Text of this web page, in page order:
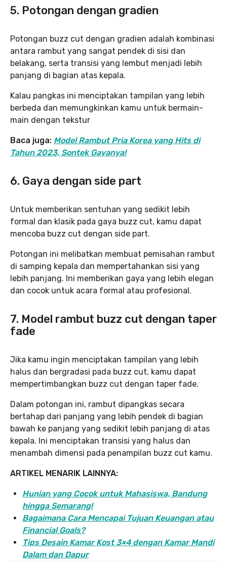
5. Potongan dengan gradien
Potongan buzz cut dengan gradien adalah kombinasi
antara rambut yang sangat pendek di sisi dan
belakang, serta transisi yang lembut menjadi lebih
panjang di bagian atas kepala.
Kalau pangkas ini menciptakan tampilan yang lebih
berbeda dan memungkinkan kamu untuk bermain-
main dengan tekstur
Baca juga: Model Rambut Pria Korea yang Hits di
Tahun 2023, Sontek Gayanya!
6. Gaya dengan side part
Untuk memberikan sentuhan yang sedikit lebih
formal dan klasik pada gaya buzz cut, kamu dapat
mencoba buzz cut dengan side part.
Potongan ini melibatkan membuat pemisahan rambut
di samping kepala dan mempertahankan sisi yang
lebih panjang. Ini memberikan gaya yang lebih elegan
dan cocok untuk acara formal atau profesional.
7. Model rambut buzz cut dengan taper
fade
Jika kamu ingin menciptakan tampilan yang lebih
halus dan bergradasi pada buzz cut, kamu dapat
mempertimbangkan buzz cut dengan taper fade.
Dalam potongan ini, rambut dipangkas secara
bertahap dari panjang yang lebih pendek di bagian
bawah ke panjang yang sedikit lebih panjang di atas
kepala. Ini menciptakan transisi yang halus dan
menambah dimensi pada penampilan buzz cut kamu.
ARTIKEL MENARIK LAINNYA:
Hunian yang Cocok untuk Mahasiswa, Bandung
hingga Semarang!
Bagaimana Cara Mencapai Tujuan Keuangan atau
Financial Goals?
Tips Desain Kamar Kost 3×4 dengan Kamar Mandi
Dalam dan Dapur